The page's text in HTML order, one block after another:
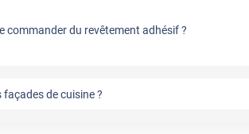
commander du revêtement adhésif ?
de cuisine ?